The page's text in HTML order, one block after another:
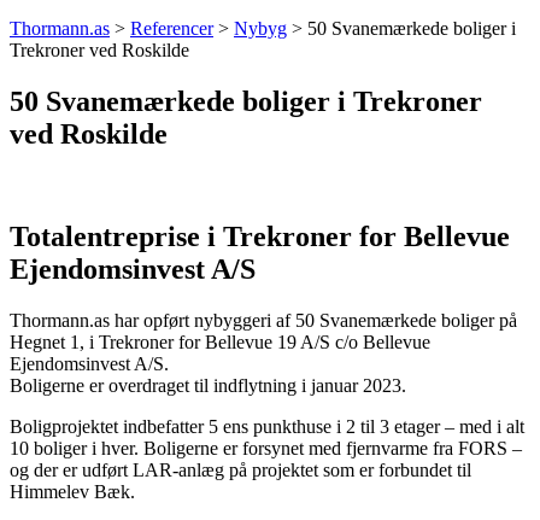
Thormann.as > Referencer > Nybyg > 50 Svanemærkede boliger i
Trekroner ved Roskilde
50 Svanemærkede boliger i Trekroner
ved Roskilde
Totalentreprise i Trekroner for Bellevue
Ejendomsinvest A/S
Thormann.as har opført nybyggeri af 50 Svanemærkede boliger på
Hegnet 1, i Trekroner for Bellevue 19 A/S c/o Bellevue
Ejendomsinvest A/S.
Boligerne er overdraget til indflytning i januar 2023.
Boligprojektet indbefatter 5 ens punkthuse i 2 til 3 etager – med i alt
10 boliger i hver. Boligerne er forsynet med fjernvarme fra FORS –
og der er udført LAR-anlæg på projektet som er forbundet til
Himmelev Bæk.